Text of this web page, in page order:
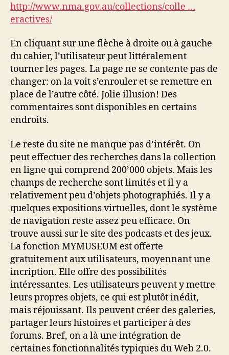
http://www.nma.gov.au/collections/colle …
eractives/
En cliquant sur une flèche à droite ou à gauche
du cahier, l’utilisateur peut littéralement
tourner les pages. La page ne se contente pas de
changer: on la voit s’enrouler et se remettre en
place de l’autre côté. Jolie illusion! Des
commentaires sont disponibles en certains
endroits.
Le reste du site ne manque pas d’intérêt. On
peut effectuer des recherches dans la collection
en ligne qui comprend 200’000 objets. Mais les
champs de recherche sont limités et il y a
relativement peu d’objets photographiés. Il y a
quelques expositions virtuelles, dont le système
de navigation reste assez peu efficace. On
trouve aussi sur le site des podcasts et des jeux.
La fonction MYMUSEUM est offerte
gratuitement aux utilisateurs, moyennant une
incription. Elle offre des possibilités
intéressantes. Les utilisateurs peuvent y mettre
leurs propres objets, ce qui est plutôt inédit,
mais réjouissant. Ils peuvent créer des galeries,
partager leurs histoires et participer à des
forums. Bref, on a là une intégration de
certaines fonctionnalités typiques du Web 2.0.